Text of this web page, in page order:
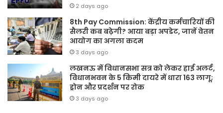
2 days ago
8th Pay Commission: केंद्रीय कर्मचारियों की
सैलरी कब बढ़ेगी? आया बड़ा अपडेट, जानें वेतन
आयोग का अगला कदम
3 days ago
लखनऊ में विधानसभा सत्र को लेकर हाई अलर्ट,
विधानभवन के 5 किमी दायरे में धारा 163 लागू;
ड्रोन और प्रदर्शन पर रोक
3 days ago